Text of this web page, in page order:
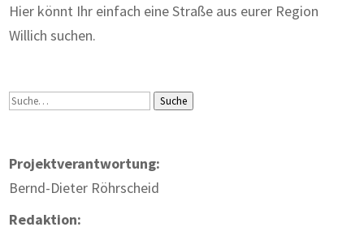
Hier könnt Ihr einfach eine Straße aus eurer Region
Willich suchen.
Suche Suche
Projektverantwortung:
Bernd-Dieter Röhrscheid
Redaktion: